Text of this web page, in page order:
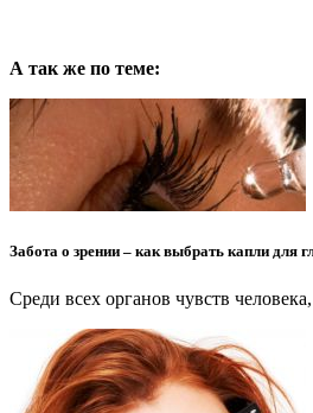
А так же по теме:
Забота о зрении – как выбрать капли для
Среди всех органов чувств